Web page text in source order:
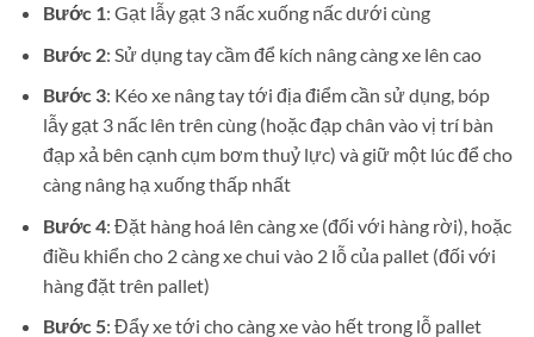
Bước 1: Gạt lẫy gạt 3 nấc xuống nấc dưới cùng
Bước 2: Sử dụng tay cầm để kích nâng càng xe lên cao
Bước 3: Kéo xe nâng tay tới địa điểm cần sử dụng, bóp
lẫy gạt 3 nấc lên trên cùng (hoặc đạp chân vào vị trí bàn
đạp xả bên cạnh cụm bơm thuỷ lực) và giữ một lúc để cho
càng nâng hạ xuống thấp nhất
Bước 4: Đặt hàng hoá lên càng xe (đối với hàng rời), hoặc
điều khiển cho 2 càng xe chui vào 2 lỗ của pallet (đối với
hàng đặt trên pallet)
Bước 5: Đẩy xe tới cho càng xe vào hết trong lỗ pallet